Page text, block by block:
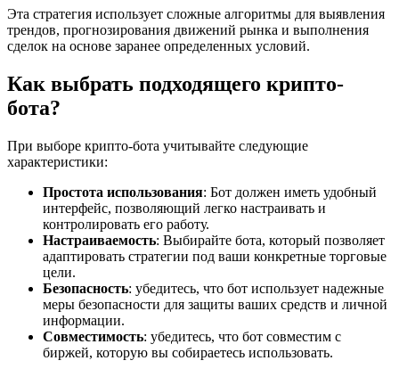
Эта стратегия использует сложные алгоритмы для выявления
трендов, прогнозирования движений рынка и выполнения
сделок на основе заранее определенных условий.
Как выбрать подходящего крипто-
бота?
При выборе крипто-бота учитывайте следующие
характеристики:
Простота использования: Бот должен иметь удобный
интерфейс, позволяющий легко настраивать и
контролировать его работу.
Настраиваемость: Выбирайте бота, который позволяет
адаптировать стратегии под ваши конкретные торговые
цели.
Безопасность: убедитесь, что бот использует надежные
меры безопасности для защиты ваших средств и личной
информации.
Совместимость: убедитесь, что бот совместим с
биржей, которую вы собираетесь использовать.